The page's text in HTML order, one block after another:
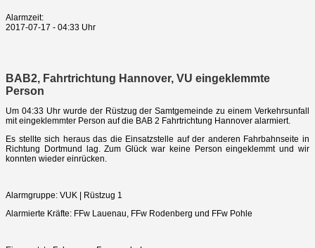
Alarmzeit:
2017-07-17 - 04:33 Uhr
BAB2, Fahrtrichtung Hannover, VU eingeklemmte
Person
Um 04:33 Uhr wurde der Rüstzug der Samtgemeinde zu einem Verkehrsunfall
mit eingeklemmter Person auf die BAB 2 Fahrtrichtung Hannover alarmiert.
Es stellte sich heraus das die Einsatzstelle auf der anderen Fahrbahnseite in
Richtung Dortmund lag. Zum Glück war keine Person eingeklemmt und wir
konnten wieder einrücken.
Alarmgruppe: VUK | Rüstzug 1
Alarmierte Kräfte: FFw Lauenau, FFw Rodenberg und FFw Pohle